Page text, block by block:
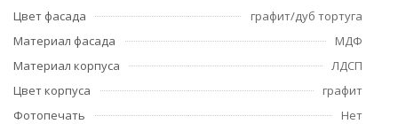
Цвет фасада
графит/дуб тортуга
Материал фасада
МДФ
Материал корпуса
ЛДСП
Цвет корпуса
графит
Фотопечать
Нет